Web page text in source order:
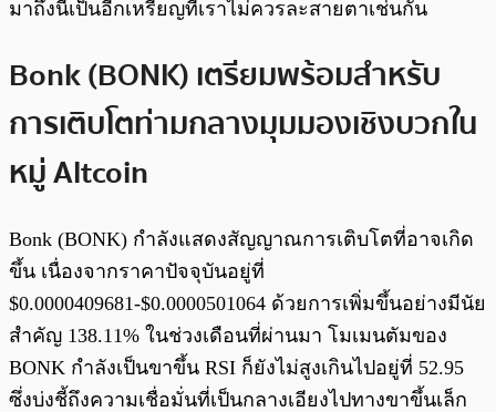
มาถึงนี่เป็นอีกเหรียญที่เราไม่ควรละสายตาเช่นกัน
Bonk (BONK) เตรียมพร้อมสำหรับ
การเติบโตท่ามกลางมุมมองเชิงบวกใน
หมู่ Altcoin
Bonk (BONK) กำลังแสดงสัญญาณการเติบโตที่อาจเกิด
ขึ้น เนื่องจากราคาปัจจุบันอยู่ที่
$0.0000409681-$0.0000501064 ด้วยการเพิ่มขึ้นอย่างมีนัย
สำคัญ 138.11% ในช่วงเดือนที่ผ่านมา โมเมนตัมของ
BONK กำลังเป็นขาขึ้น RSI ก็ยังไม่สูงเกินไปอยู่ที่ 52.95
ซึ่งบ่งชี้ถึงความเชื่อมั่นที่เป็นกลางเอียงไปทางขาขึ้นเล็ก